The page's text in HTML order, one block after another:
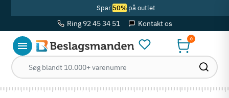
Spar 50%på outlet
Ring 92 45 34 51 Kontakt os
0